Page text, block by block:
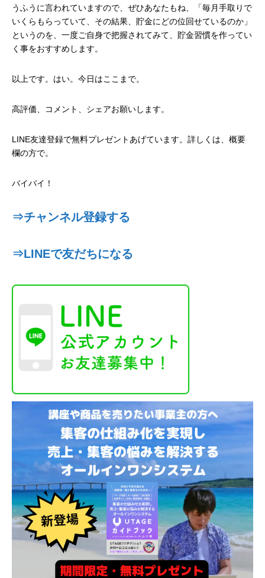
うふうに言われていますので、ぜひあなたもね、「毎月手取りで
いくらもらっていて、その結果、貯金にどの位回せているのか」
というのを、一度ご自身で把握されてみて、貯金習慣を作ってい
く事をおすすめします。
以上です。はい。今日はここまで。
高評価、コメント、シェアお願いします。
LINE友達登録で無料プレゼントあげています。詳しくは、概要
欄の方で。
バイバイ！
⇒チャンネル登録する
⇒LINEで友だちになる